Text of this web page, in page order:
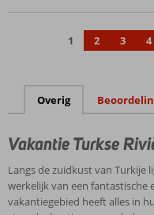
geweldig
Vandaag
Italiaans,
Mexicaans
Voor de kids
een
onvergetelijke
ervaring
1 2 3 4
Overig
Vakantie Turkse
Langs de zuidkust van Turkije
werkelijk van een fantastische
vakantiegebied heeft alles in